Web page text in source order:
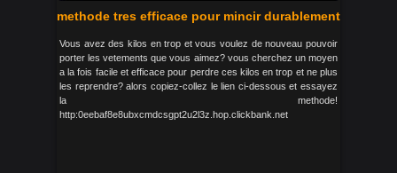
methode tres efficace pour mincir durablement
Vous avez des kilos en trop et vous voulez de nouveau pouvoir
porter les vetements que vous aimez? vous cherchez un moyen
a la fois facile et efficace pour perdre ces kilos en trop et ne plus
les reprendre? alors copiez-collez le lien ci-dessous et essayez
la methode!
http:0eebaf8e8ubxcmdcsgpt2u2l3z.hop.clickbank.net